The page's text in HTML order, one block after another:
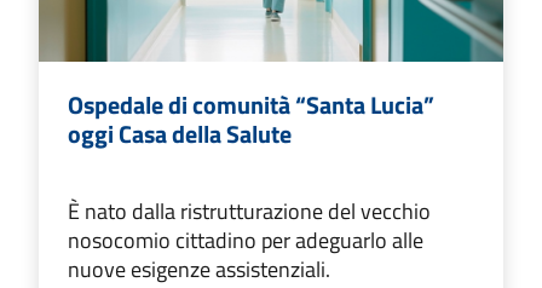
Ospedale di comunità “Santa Lucia”
oggi Casa della Salute
È nato dalla ristrutturazione del vecchio
nosocomio cittadino per adeguarlo alle
nuove esigenze assistenziali.